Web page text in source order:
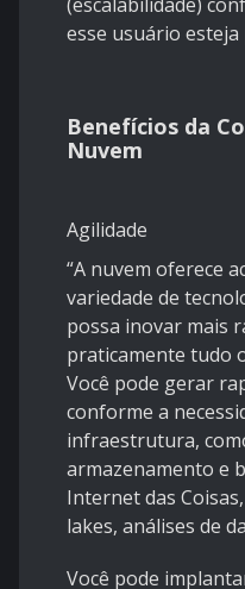
esse usuário
Benefícios da
Nuvem
Agilidade
“A nuvem oferece
variedade de
possa inovar mais
praticamente tudo
Você pode gerar
conforme a
infraestrutura,
armazenamento e
Internet das
lakes, análises de
Você pode